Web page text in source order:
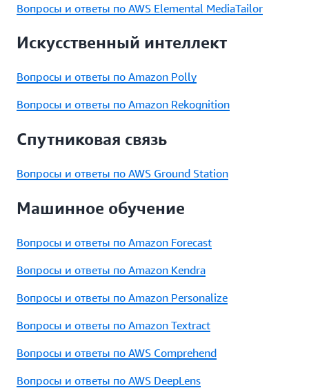
Вопросы и ответы по AWS Elemental MediaTailor
Искусственный интеллект
Вопросы и ответы по Amazon Polly
Вопросы и ответы по Amazon Rekognition
Спутниковая связь
Вопросы и ответы по AWS Ground Station
Машинное обучение
Вопросы и ответы по Amazon Forecast
Вопросы и ответы по Amazon Kendra
Вопросы и ответы по Amazon Personalize
Вопросы и ответы по Amazon Textract
Вопросы и ответы по AWS Comprehend
Вопросы и ответы по AWS DeepLens